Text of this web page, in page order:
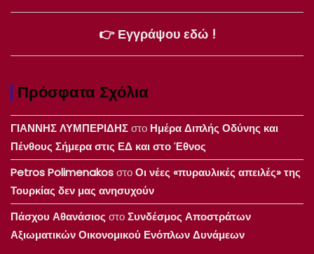
👉 Εγγράψου εδώ !
Πρόσφατα Σχόλια
ΓΙΑΝΝΗΣ ΛΥΜΠΕΡΙΔΗΣστο Ημέρα Διπλής Οδύνης και
Πένθους Σήμερα στις ΕΔ και στο Έθνος
Petros PolimenakosστοΟι νέες «πυραυλικές απειλές» της
Τουρκίας δεν μας ανησυχούν
Πάσχου Αθανάσιος στοΣυνδέσμος Αποστράτων
Αξιωματικών Οικονομικού Ενόπλων Δυνάμεων